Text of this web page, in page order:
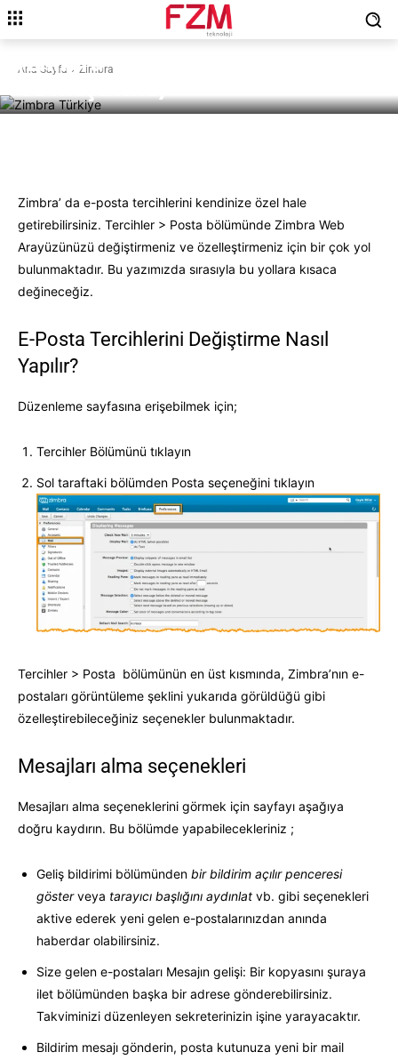
Ana Sayfa Zimbra
ZIMBRA
E-Posta Tercihlerini Değiştirme
(Zimbra Tercihlerini
Zimbra’ da e-posta tercihlerini kendinize özel hale
getirebilirsiniz. Tercihler > Posta bölümünde Zimbra Web
Arayüzünüzü değiştirmeniz ve özelleştirmeniz için bir çok yol
bulunmaktadır. Bu yazımızda sırasıyla bu yollara kısaca
değineceğiz.
E-Posta Tercihlerini Değiştirme Nasıl
Yapılır?
Düzenleme sayfasına erişebilmek için;
Tercihler Bölümünü tıklayın
Sol taraftaki bölümden Posta seçeneğini tıklayın
Tercihler > Posta bölümünün en üst kısmında, Zimbra’nın e-
postaları görüntüleme şeklini yukarıda görüldüğü gibi
özelleştirebileceğiniz seçenekler bulunmaktadır.
Mesajları alma seçenekleri
Mesajları alma seçeneklerini görmek için sayfayı aşağıya
doğru kaydırın. Bu bölümde yapabilecekleriniz ;
Geliş bildirimi bölümünden bir bildirim açılır penceresi
gösterveya tarayıcı başlığını aydınlat vb. gibi seçenekleri
aktive ederek yeni gelen e-postalarınızdan anında
haberdar olabilirsiniz.
Size gelen e-postaları Mesajın gelişi: Bir kopyasını şuraya
ilet bölümünden başka bir adrese gönderebilirsiniz.
Takviminizi düzenleyen sekreterinizin işine yarayacaktır.
Bildirim mesajı gönderin, posta kutunuza yeni bir mail